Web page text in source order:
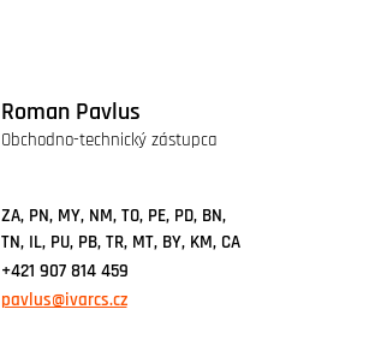
Roman Pavlus
Obchodno-technický zástupca
ZA, PN, MY, NM, TO, PE, PD, BN,
TN, IL, PU, PB, TR, MT, BY, KM, CA
+421 907 814 459
pavlus@ivarcs.cz